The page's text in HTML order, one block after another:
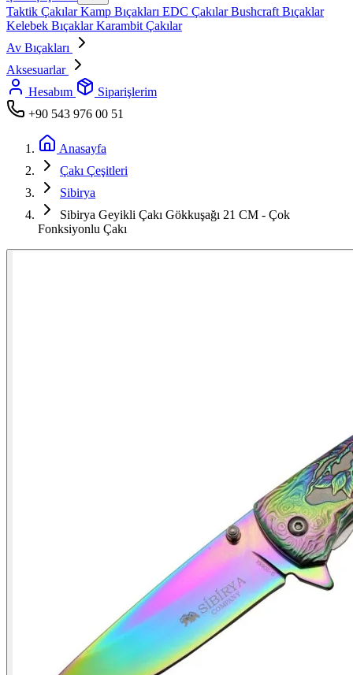
Taktik ÇakılarKamp Bıçakları EDC ÇakılarBushcraft Bıçaklar
Kelebek BıçaklarKarambit Çakılar
Av Bıçakları
Aksesuarlar
Hesabım
Siparişlerim
+90 543 976 00 51
Anasayfa
Çakı Çeşitleri
Sibirya
Sibirya Geyikli Çakı Gökkuşağı 21 CM - Çok
Fonksiyonlu Çakı